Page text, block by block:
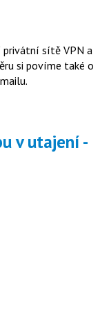
privátní sítě VPN a
si povíme také o